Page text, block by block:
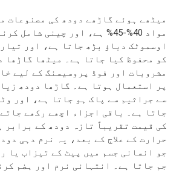
میٹھے ہوئے گاڑھے دودھ کی مصنوعات
مواد 40%-45% ہے، اور چینی شامل
اوسموٹک دباؤ بڑھ جاتا ہے، اور
کو محفوظ کیا جاتا ہے۔ میٹھا گاڑھا
مشروبات اور فوڈ پروسیسنگ کے لیے
پر استعمال ہوتا ہے۔ گاڑھا دودھ
جاتا ہے۔ باقی اجزاء اچھے رکھے
کی قیمت تقریباً تازہ دودھ کے برابر
حرارت کے علاج کے بعد، یہ نرم دہی
جو انسانی جسم میں پیٹ کے تیزاب یا
جم جاتا ہے۔ انتہائی نرم اور ہضم